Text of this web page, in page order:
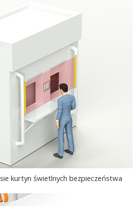
kurtyn świetlnych bezpieczeństwa